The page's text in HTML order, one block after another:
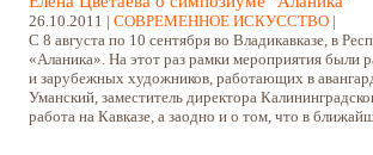
26.10.2011 | СОВРЕМЕННОЕ ИСКУССТВО |
С 8 августа по 10 сентября во Владикавказе, в
«Аланика». На этот раз рамки мероприятия были
и зарубежных художников, работающих в
Уманский, заместитель директора
работа на Кавказе, а заодно и о том, что в